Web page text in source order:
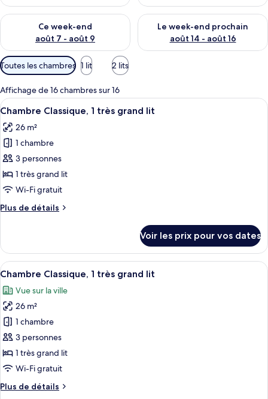
Ce week-end
août 7 - août 9
Vérifier la disponibilité pour ce week-end août 7 - août 9
Le week-end prochain
août 14 - août 16
Vérifier la disponibilité pour
Filtres
disponibles
pour
les
chambres
Toutes les chambres 1 lit 2 lits
Affichage de 16 chambres sur 16
Afficher
toutes
les
photos
pour
ce
type
chambre :
très
grand
lit
Une chambre d’hôtel avec un
5
Chambre Classique, 1 très grand lit
26 m²
1 chambre
3 personnes
1 très grand lit
Wi-Fi gratuit
Plus de détails
Plus
le
type
de
Chambre
Classique,
très
grand
lit
Voir les prix pour vos dates
Afficher
toutes
les
photos
pour
ce
type
de
chambre :
Chambre
Une chambre d’hôtel avec un
6
Chambre Classique, 1 très grand lit
Vue sur la ville
26 m²
1 chambre
3 personnes
1 très grand lit
Wi-Fi gratuit
Plus de détails
Plus